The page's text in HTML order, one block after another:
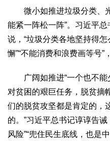
微小如推进垃圾分类、光
能紧一阵松一阵”。习近平
说，“垃圾分类各地坚持得
懈”“不能消费和浪费画等号”
广阔如推进“一个也不能
对贫困的艰巨任务，脱贫摘
们的脱贫攻坚都是肯定的，
的。”习近平总书记谆谆告
风险”“兜住民生底线，也是